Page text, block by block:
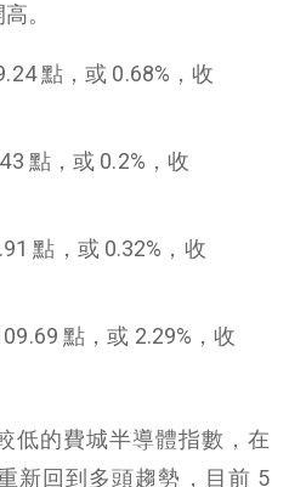
。
點，或 0.68%，收
點，或 0.2%，收
點，或 0.32%，收
點，或 2.29%，收
低的費城半導體指數，在
新回到多頭趨勢，目前 5